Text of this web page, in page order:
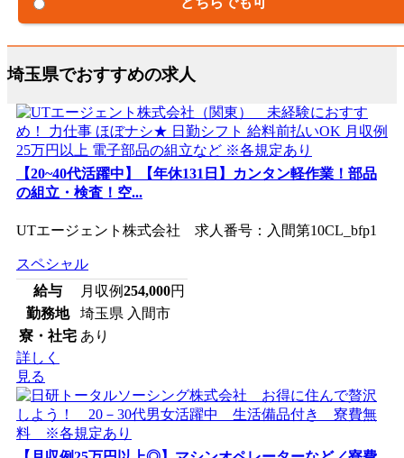
埼玉県でおすすめの求人
【20~40代活躍中】【年休131日】カンタン軽作業！部品
の組立・検査！空...
UTエージェント株式会社 求人番号：入間第10CL_bfp1
スペシャル
給与
月収例254,000円
勤務地
埼玉県 入間市
寮・社宅 あり
詳しく
見る